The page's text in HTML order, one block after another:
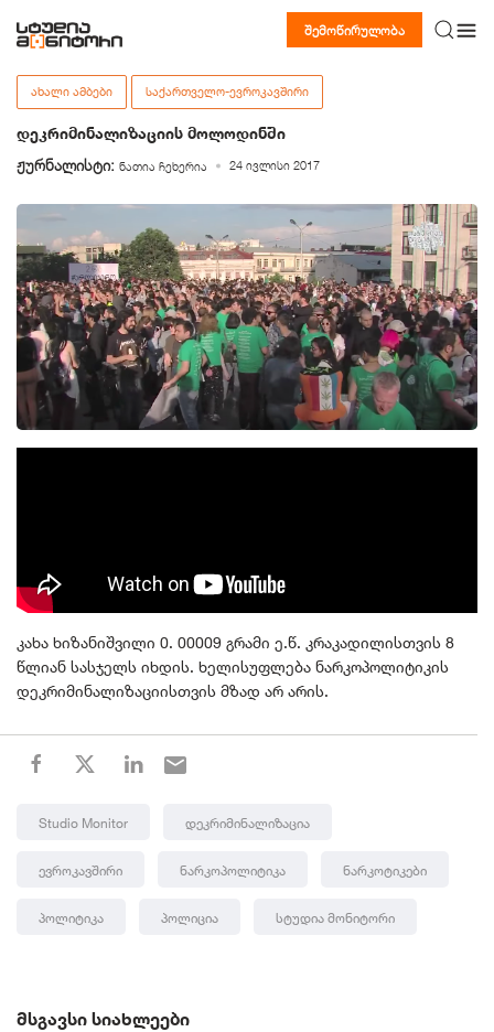
შემოწირულობა
ᲐᲮᲐᲚᲘ ᲐᲛᲑᲔᲑᲘ ᲡᲐᲥᲐᲠᲗᲕᲔᲚᲝ-ᲔᲕᲠᲝᲙᲐᲕᲨᲘᲠᲘ
დეკრიმინალიზაციის მოლოდინში
ჟურნალისტი: ნათია ჩეხერია 24 ივლისი 2017
კახა ხიზანიშვილი 0. 00009 გრამი ე.წ. კრაკადილისთვის 8
წლიან სასჯელს იხდის. ხელისუფლება ნარკოპოლიტიკის
დეკრიმინალიზაციისთვის მზად არ არის.
Studio Monitor Დეკრიმინალიზაცია
Ევროკავშირი Ნარკოპოლიტიკა Ნარკოტიკები
Პოლიტიკა Პოლიცია Სტუდია Მონიტორი
ᲛᲡᲒᲐᲕᲡᲘ ᲡᲘᲐᲮᲚᲔᲔᲑᲘ